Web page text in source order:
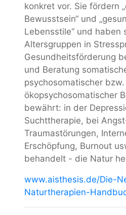
konkret vor. Sie fördern
Bewusstsein“ und
Lebensstile“ und haben
Altersgruppen in
Gesundheitsförderung
und Beratung
psychosomatischer bzw.
ökopsychosomatischer
bewährt: in der
Suchttherapie, bei
Traumastörungen,
Erschöpfung, Burnout
behandelt - die Natur
www.aisthesis.de/Die-
Naturtherapien-